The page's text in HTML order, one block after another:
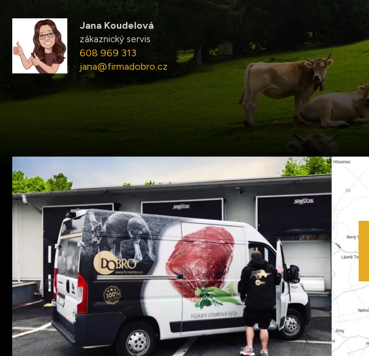
Jana Koudelová
zákaznický servis
608 969 313
jana@firmadobro.cz